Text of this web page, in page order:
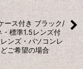
ス付き ブラック/
標準1.5レンズ付
ンズ・パソコンレ
ご希望の場合